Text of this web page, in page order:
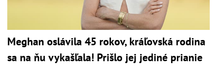
Meghan oslávila 45 rokov, kráľovská rodina
sa na ňu vykašľala! Prišlo jej jediné prianie